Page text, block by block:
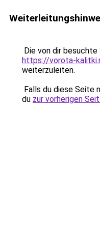
Die von dir
https://vorota-
weiterzuleiten.
Falls du diese Seite
du zur vorherigen